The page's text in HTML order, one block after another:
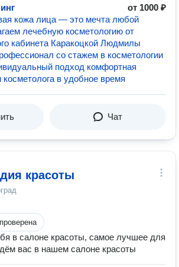
от 1000 ₽
кожа лица — это мечта любой
лечебную косметологию от
кабинета Каракоцкой Людмилы
со стажем в косметологии
подход комфортная
косметолога в удобное время
Чат
красоты
в салоне красоты, самое лучшее для
вас в нашем салоне красоты